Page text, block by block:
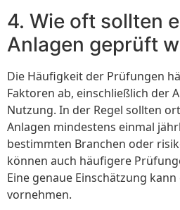
4. Wie oft sollten
Anlagen geprüft
Die Häufigkeit der Prüfungen
Faktoren ab, einschließlich der
Nutzung. In der Regel sollten
Anlagen mindestens einmal
bestimmten Branchen oder
können auch häufigere
Eine genaue Einschätzung
vornehmen.